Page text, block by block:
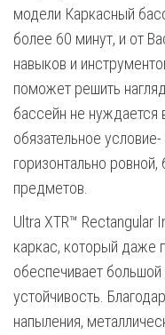
модели Каркасный
более 60 минут, и от
навыков и
поможет решить
бассейн не нуждается
обязательное
горизонтально
предметов.
Ultra XTR™ Rectangular
каркас, который даже
обеспечивает
устойчивость.
напыления,